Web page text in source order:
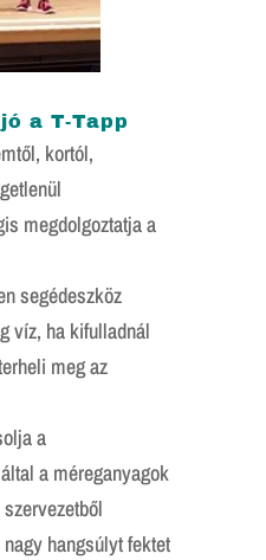
a T-Tapp
kortól,
megdolgoztatja a
segédeszköz
víz, ha kifulladnál
meg az
a
a méreganyagok
hangsúlyt fektet